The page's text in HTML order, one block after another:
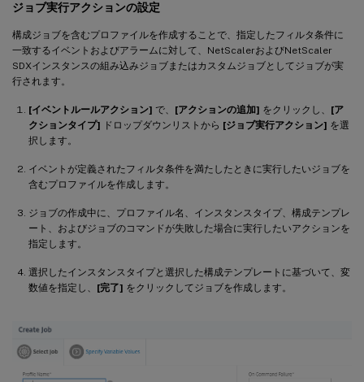
ジョブ実行アクションの設定
構成ジョブを含むプロファイルを作成することで、指定したフィルタ条件に
一致するイベントおよびアラームに対して、NetScalerおよびNetScaler
SDXインスタンスの組み込みジョブまたはカスタムジョブとしてジョブが実
行されます。
[イベントルールアクション] で、 [アクションの追加] をクリックし、 [ア
クションタイプ] ドロップダウンリストから [ジョブ実行アクション] を選
択します。
イベントが定義されたフィルタ条件を満たしたときに実行したいジョブを
含むプロファイルを作成します。
ジョブの作成中に、プロファイル名、インスタンスタイプ、構成テンプレ
ート、およびジョブのコマンドが失敗した場合に実行したいアクションを
指定します。
選択したインスタンスタイプと選択した構成テンプレートに基づいて、変
数値を指定し、 [完了] をクリックしてジョブを作成します。